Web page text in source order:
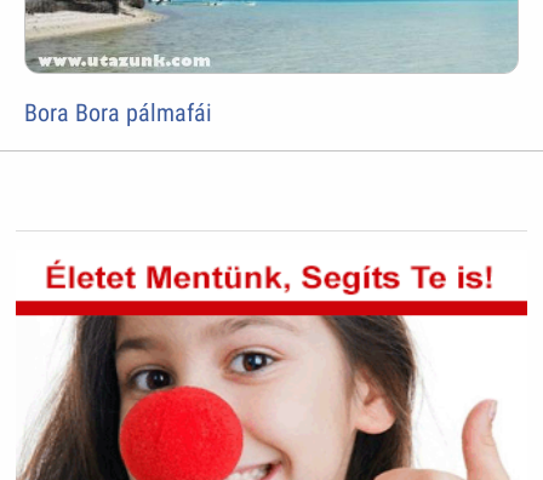
Bora Bora pálmafái